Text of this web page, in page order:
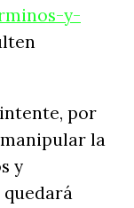
y-
por
la
y
quedará